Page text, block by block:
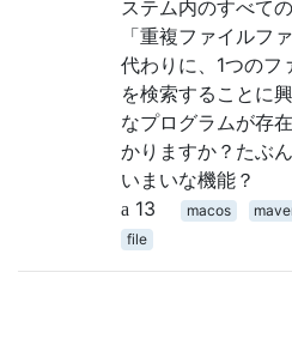
ステム内のすべて
「重複ファイルフ
代わりに、1つのフ
を検索することに
なプログラムが存
かりますか？たぶ
いまいな機能？
13
macos
file